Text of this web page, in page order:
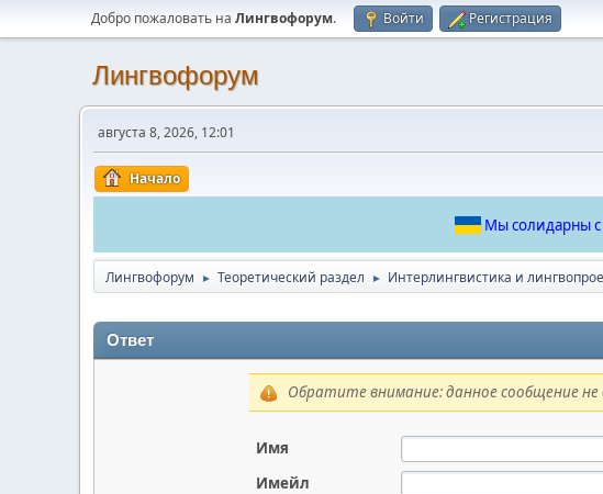
Добро пожаловать на Лингвофорум. Войти Регистрация
Лингвофорум
августа 8, 2026, 12:01
Начало
Мы солидарны с
Лингвофорум ► Теоретический раздел ► Интерлингвистика и
Ответ
Обратите внимание: данное сообщение
Имя
Имейл